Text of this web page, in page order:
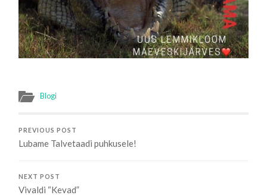
Blogi
PREVIOUS POST
Lubame Talvetaadi puhkusele!
NEXT POST
Vivaldi “Kevad”